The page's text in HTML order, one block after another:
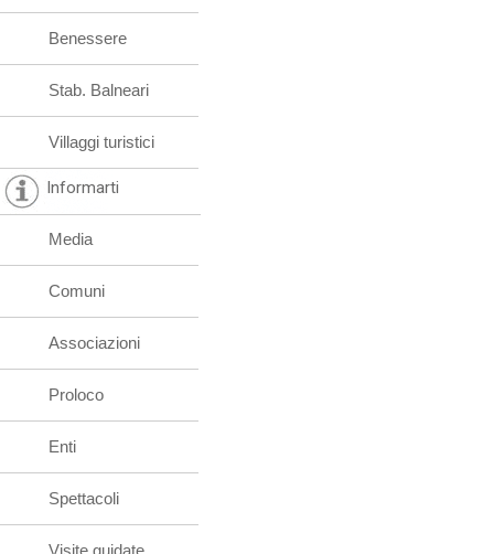
Benessere
Stab. Balneari
Villaggi turistici
Informarti
Media
Comuni
Associazioni
Proloco
Enti
Spettacoli
Visite guidate